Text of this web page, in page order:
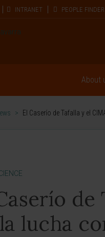
INTRANET PEOPLE FINDER
About
> El Caserío de Tafalla y el
lucha